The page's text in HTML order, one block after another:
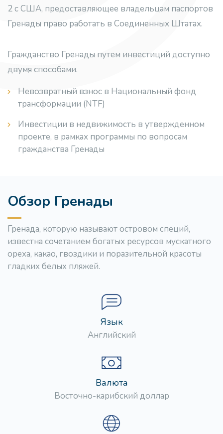
2 с США, предоставляющее владельцам паспортов
Гренады право работать в Соединенных Штатах.
Гражданство Гренады путем инвестиций доступно
двумя способами.
Невозвратный взнос в Национальный фонд
трансформации (NTF)
Инвестиции в недвижимость в утвержденном
проекте, в рамках программы по вопросам
гражданства Гренады
Обзор Гренады
Гренада, которую называют островом специй,
известна сочетанием богатых ресурсов мускатного
ореха, какао, гвоздики и поразительной красоты
гладких белых пляжей.
Язык
Английский
Валюта
Восточно-карибский доллар